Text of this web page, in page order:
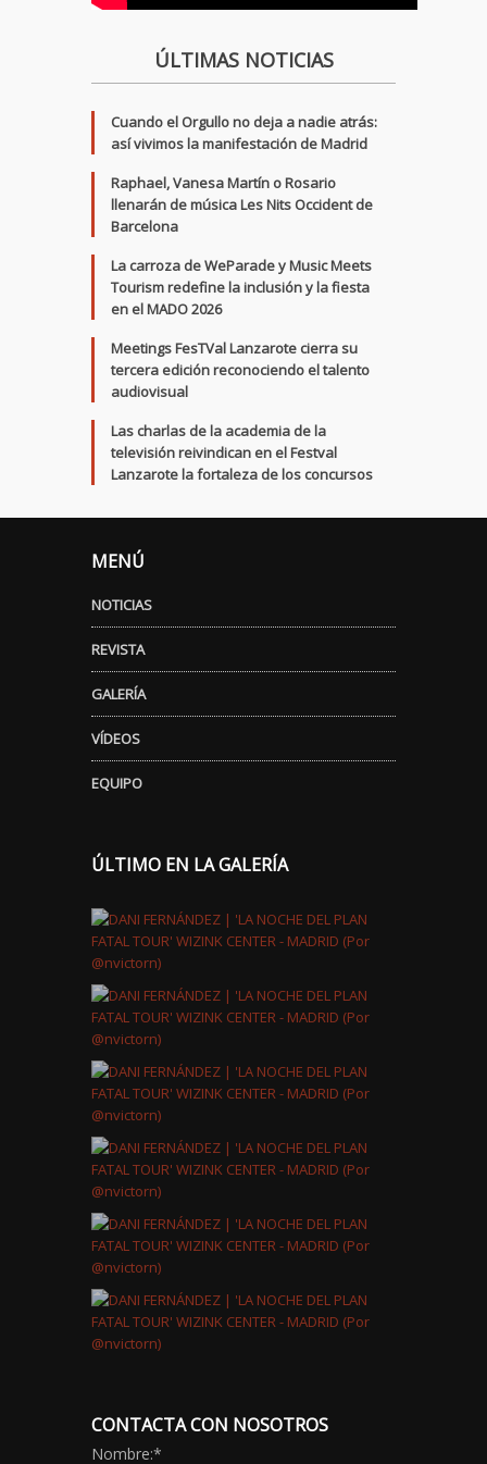
ÚLTIMAS NOTICIAS
Cuando el Orgullo no deja a nadie atrás:
así vivimos la manifestación de Madrid
Raphael, Vanesa Martín o Rosario
llenarán de música Les Nits Occident de
Barcelona
La carroza de WeParade y Music Meets
Tourism redefine la inclusión y la fiesta
en el MADO 2026
Meetings FesTVal Lanzarote cierra su
tercera edición reconociendo el talento
audiovisual
Las charlas de la academia de la
televisión reivindican en el Festval
Lanzarote la fortaleza de los concursos
MENÚ
NOTICIAS
REVISTA
GALERÍA
VÍDEOS
EQUIPO
ÚLTIMO EN LA GALERÍA
CONTACTA CON NOSOTROS
Nombre:*